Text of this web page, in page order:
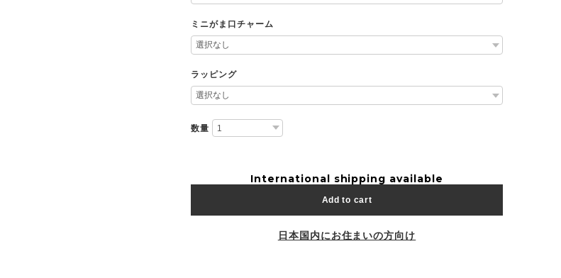
ミニがま口チャーム
ラッピング
数量
International shipping available
Add to cart
日本国内にお住まいの方向け